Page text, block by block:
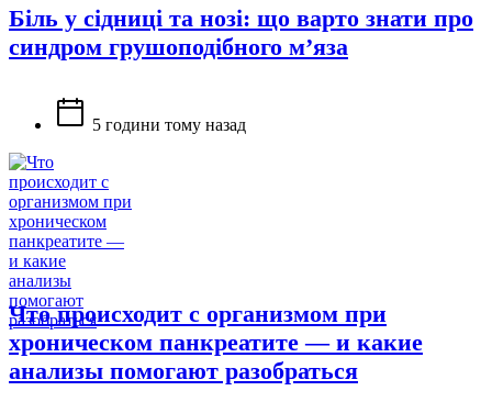
Біль у сідниці та нозі: що варто знати про
синдром грушоподібного м’яза
5 години тому назад
Что происходит с организмом при
хроническом панкреатите — и какие
анализы помогают разобраться